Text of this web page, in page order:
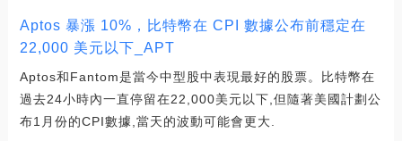
Aptos 暴漲 10%，比特幣在 CPI 數據公布前穩定在
22,000 美元以下_APT
Aptos和Fantom是當今中型股中表現最好的股票。比特幣在
過去24小時內一直停留在22,000美元以下,但隨著美國計劃公
布1月份的CPI數據,當天的波動可能會更大.